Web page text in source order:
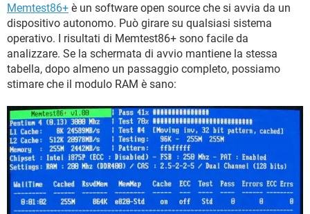
Memtest86+ è un software open source che si avvia da un
dispositivo autonomo. Può girare su qualsiasi sistema
operativo. I risultati di Memtest86+ sono facile da
analizzare. Se la schermata di avvio mantiene la stessa
tabella, dopo almeno un passaggio completo, possiamo
stimare che il modulo RAM è sano: